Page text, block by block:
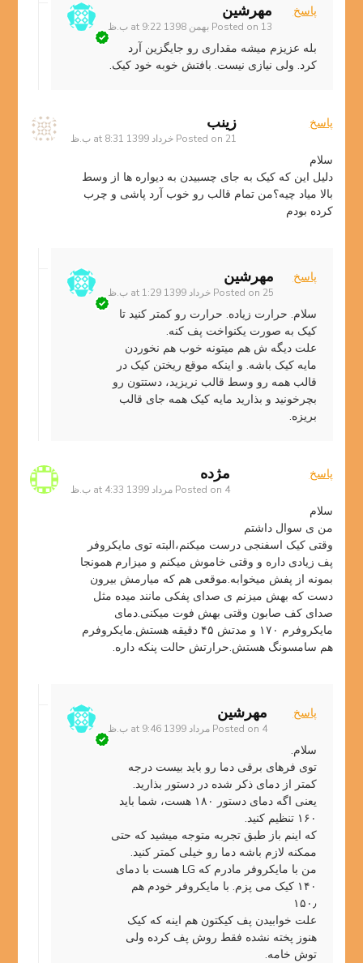
مهرشین
Posted on 13 بهمن 1398 at 9:22 ب.ظ
پاسخ
بله عزیزم میشه مقداری رو جایگزین آرد
کرد. ولی نیازی نیست. بافتش خوبه خود کیک.
زینب
Posted on 21 خرداد 1399 at 8:31 ب.ظ
پاسخ
سلام
دلیل این که کیک به جای چسبیدن به دیواره ها از وسط
بالا میاد چیه؟من تمام قالب رو خوب آرد پاشی و چرب
کرده بودم
مهرشین
Posted on 25 خرداد 1399 at 1:29 ب.ظ
پاسخ
سلام. حرارت زیاده. حرارت رو کمتر کنید تا
کیک به صورت یکنواخت پف کنه.
علت دیگه ش هم میتونه خوب هم نخوردن
مایه کیک باشه. و اینکه موقع ریختن کیک در
قالب همه رو وسط قالب نریزید، دستتون رو
بچرخونید و بذارید مایه کیک همه جای قالب
بریزه.
مژده
Posted on 4 مرداد 1399 at 4:33 ب.ظ
پاسخ
سلام
من ی سوال داشتم
وقتی کیک اسفنجی درست میکنم،البته توی مایکروفر
پف زیادی داره و وقتی خاموش میکنم و میزارم همونجا
بمونه از پفش میخوابه.موقعی هم که میارمش بیرون
دست که بهش میزنم ی صدای پفکی مانند میده مثل
صدای کف صابون وقتی بهش فوت میکنی.دمای
مایکروفرم ۱۷۰ و مدتش ۴۵ دقیقه هستش.مایکروفرم
هم سامسونگ هستش.حرارتش حالت پنکه داره.
مهرشین
Posted on 4 مرداد 1399 at 9:46 ب.ظ
پاسخ
سلام.
توی فرهای برقی دما رو باید بیست درجه
کمتر از دمای ذکر شده در دستور بذارید.
یعنی اگه دمای دستور ۱۸۰ هست، شما باید
۱۶۰ تنظیم کنید.
که اینم باز طبق تجربه متوجه میشید که حتی
ممکنه لازم باشه دما رو خیلی کمتر کنید.
من با مایکروفر مادرم که LG هست با دمای
۱۴۰ کیک می پزم. با مایکروفر خودم هم
۱۵۰٫
علت خوابیدن پف کیکتون هم اینه که کیک
هنوز پخته نشده فقط روش پف کرده ولی
توش خامه.